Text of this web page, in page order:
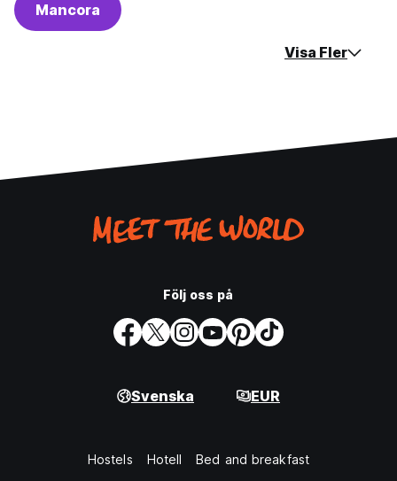
Mancora
Visa Fler
Följ oss på
Svenska EUR
Hostels Hotell Bed and breakfast